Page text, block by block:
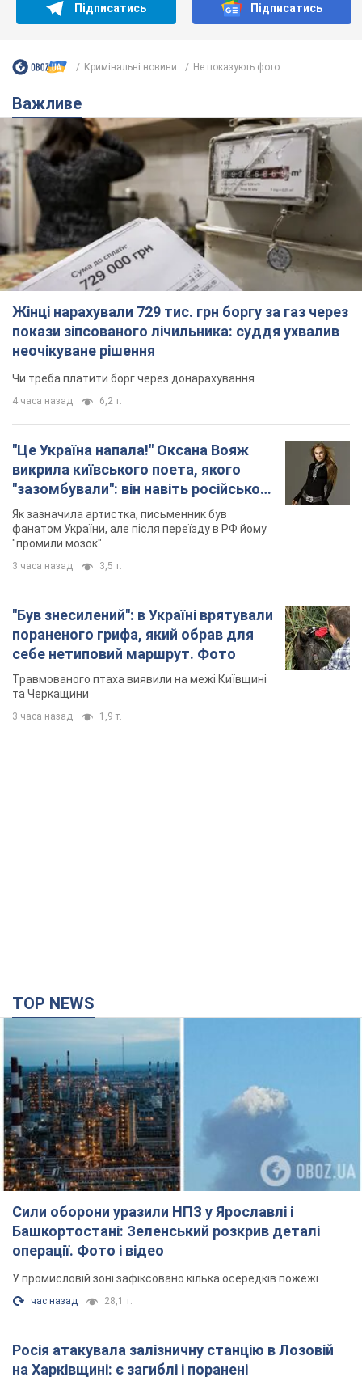
Жінці нарахували 729 тис. грн боргу за газ через
покази зіпсованого лічильника: суддя ухвалив
неочікуване рішення
Чи треба платити борг через донарахування
4 часа назад 6,2 т.
"Це Україна напала!" Оксана Вояж
викрила київського поета, якого
"зазомбували": він навіть російської
не знав, а тепер хоче геноциду
Як зазначила артистка, письменник був
"промили мозок"
3 часа назад 3,5 т.
"Був знесилений": в Україні врятували
пораненого грифа, який обрав для
себе нетиповий маршрут. Фото
Травмованого птаха виявили на межі Київщині
та Черкащини
Сили оборони уразили НПЗ у Ярославлі і
Башкортостані: Зеленський розкрив деталі
операції. Фото і відео
У промисловій зоні зафіксовано кілька осередків пожежі
час назад 28,1 т.
Росія атакувала залізничну станцію в Лозовій
на Харківщині: є загиблі і поранені
Внаслідок удару БПЛА пошкоджено вокзал, контактну мережу
та рухомий склад, рух поїздів до станції тимчасово
призупинили
2 часа назад 2,8 т.
України у США Стефанішиній: що відомо про